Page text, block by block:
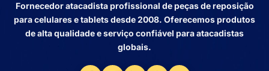
Fornecedor atacadista profissional de peças de reposição
para celulares e tablets desde 2008. Oferecemos produtos
de alta qualidade e serviço confiável para atacadistas
globais.